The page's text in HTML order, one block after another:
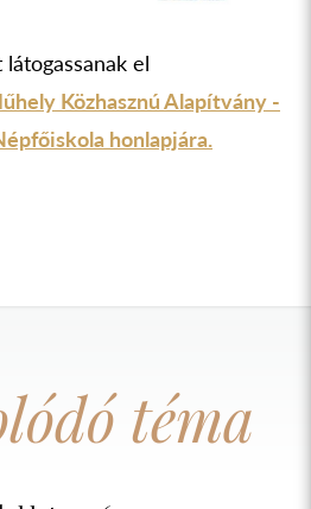
el
Közhasznú Alapítvány -
honlapjára.
téma